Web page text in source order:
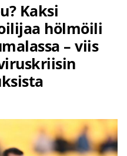
Kaksi
hölmöili
– viis